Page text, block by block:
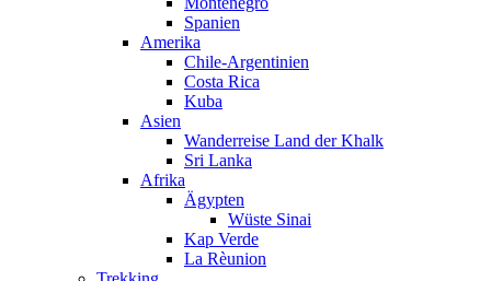
Spanien
Amerika
Chile-Argentinien
Costa Rica
Kuba
Asien
Wanderreise Land der Khalk
Sri Lanka
Afrika
Ägypten
Wüste Sinai
Kap Verde
La Rèunion